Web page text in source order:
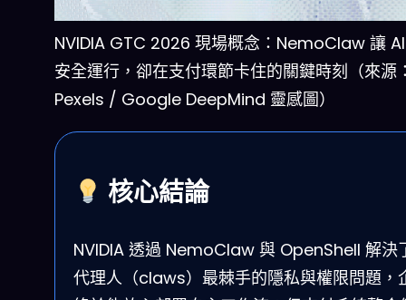
NVIDIA GTC 2026 現場概念：NemoClaw 讓
安全運行，卻在支付環節卡住的關鍵時刻（來源
Pexels / Google DeepMind 靈感圖）
核心結論
NVIDIA 透過 NemoClaw 與 OpenShell 解決
代理人（claws）最棘手的隱私與權限問題，